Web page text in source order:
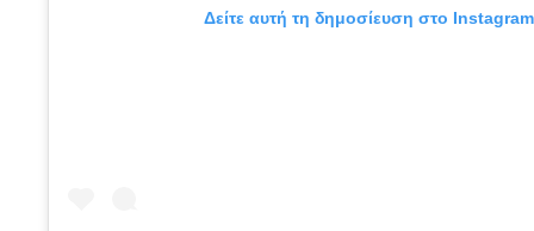
Δείτε αυτή τη δημοσίευση στο